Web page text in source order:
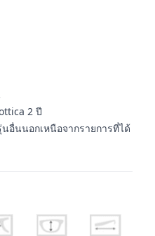
2 ปี
อื่นนอกเหนือจากรายการที่ได้